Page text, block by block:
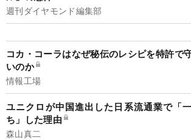
週刊ダイヤモンド編集部
コカ・コーラはなぜ秘伝のレシピを特許で
いのか
情報工場
ユニクロが中国進出した日系流通業で「
ち」した理由
森山真二